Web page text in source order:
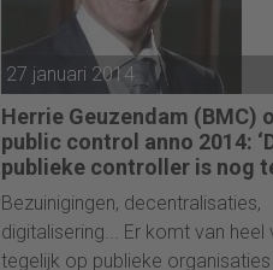
van installaties naar andere
Retailers versturen dagelijks
producten naar consumenten. In
artikel 7 overwegingen om de
balans te vinden tussen kosten
toegevoegde waarde.
27 januari 2014
Herrie Geuzendam (BMC)
public control anno 2014:
publieke controller is nog
afwachtend’
Bezuinigingen, decentralisaties,
digitalisering... Er komt van heel
tegelijk op publieke organisaties